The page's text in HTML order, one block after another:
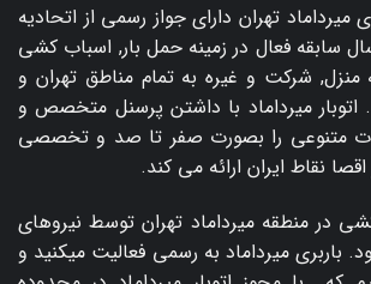
میرداماد تهران دارای جواز رسمی از اتحادیه
کشور با ۱۵ سال سابقه فعال در زمینه حمل بار, اسباب کشی
منزل, شرکت و غیره به تمام مناطق تهران و
میرداماد با داشتن پرسنل متخصص و
متنوعی را بصورت صفر تا صد و تخصصی
نقاط ایران ارائه می کند.
در منطقه میرداماد تهران توسط نیروهای
میرداماد به رسمی فعالیت میکنید و